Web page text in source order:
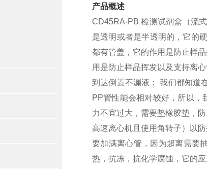
产品概述
CD45RA-PB 检测试剂盒（流
是透明或者是半透明的，它的
都有管盖，它的作用是防止样
用是防止样品挥发以及支持离
到达倒置不漏液； 我们都知道
PP管性能会相对较好，所以，
力不宜过大，需要垫橡胶垫，
高速离心机且使用角转子）以
要加满离心管，因为超离需要
热，抗冻，抗化学腐蚀，它的